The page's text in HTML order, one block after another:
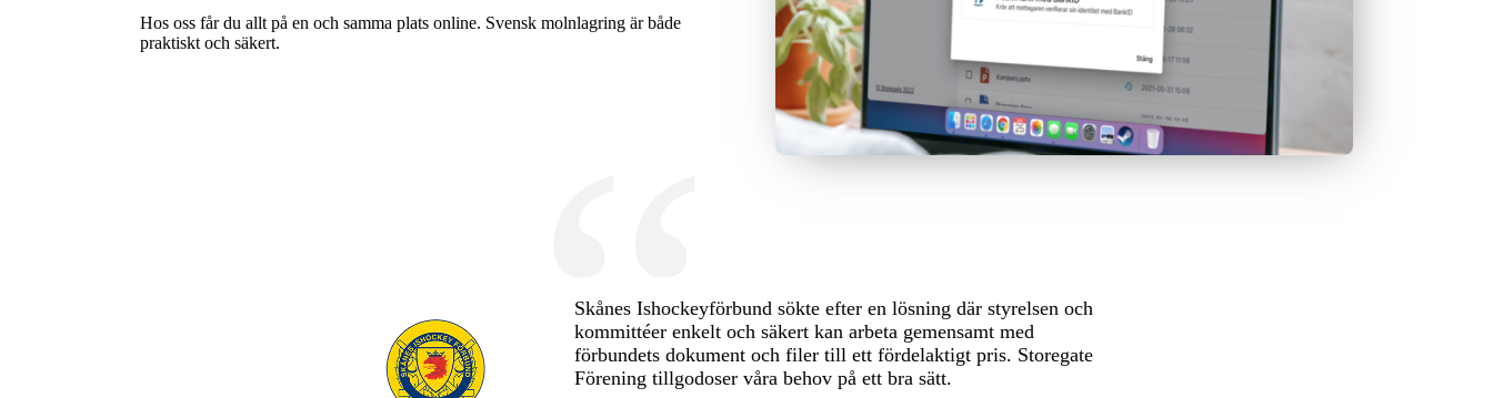
Hos oss får du allt på en och samma plats online. Svensk molnlagring är både
praktiskt och säkert.
Skånes Ishockeyförbund sökte efter en lösning där styrelsen och
kommittéer enkelt och säkert kan arbeta gemensamt med
förbundets dokument och filer till ett fördelaktigt pris. Storegate
Förening tillgodoser våra behov på ett bra sätt.